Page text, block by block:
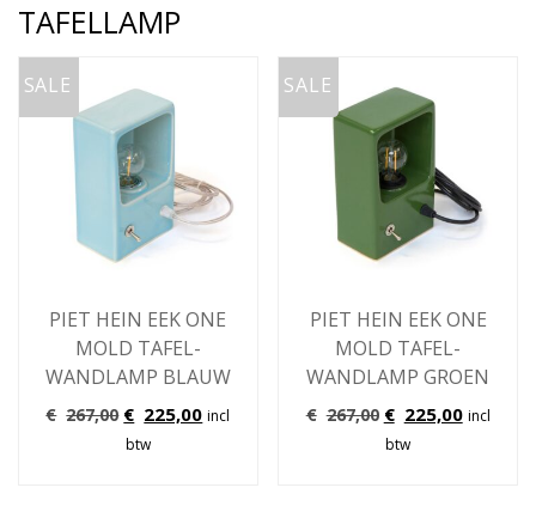
TAFELLAMP
SALE
PIET HEIN EEK ONE
MOLD TAFEL-
WANDLAMP BLAUW
€ 267,00 Oorspronkelijke
prijs
€ 225,00Huidige
incl
btw
SALE
PIET HEIN EEK ONE
MOLD TAFEL-
WANDLAMP GROEN
€ 267,00 Oorspronkelijke
prijs
€ 225,00Huidige
incl
btw